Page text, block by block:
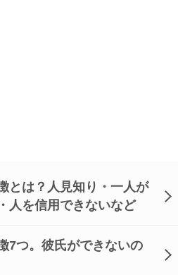
とは？人見知り・一人が
人を信用できないなど
7つ。彼氏ができないの